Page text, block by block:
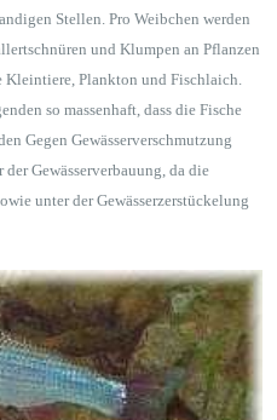
Stellen. Pro Weibchen werden
und Klumpen an Pflanzen
Kleintiere, Plankton und Fischlaich.
so massenhaft, dass die Fische
Gegen Gewässerverschmutzung
Gewässerverbauung, da die
unter der Gewässerzerstückelung